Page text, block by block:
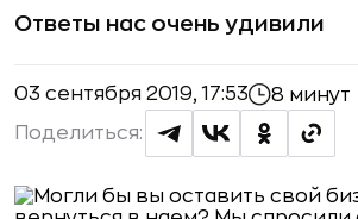
Ответы нас очень удивили
03 сентября 2019, 17:53 8 минут
Поделиться: